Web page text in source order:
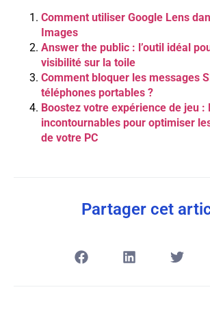
Comment utiliser Google Lens
Images
Answer the public : l’outil idéal
visibilité sur la toile
Comment bloquer les messages
téléphones portables ?
Boostez votre expérience de jeu :
incontournables pour optimiser
de votre PC
Partager cet